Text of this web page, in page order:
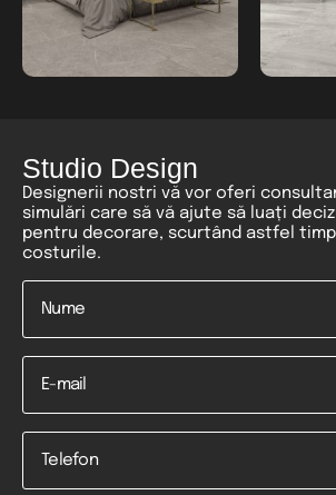
Studio Design
Designerii nostri vă vor oferi
simulări care să vă ajute să luați
pentru decorare, scurtând astfel
costurile.
Nume
Email
Telefon